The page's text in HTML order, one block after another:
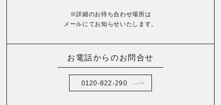
※詳細のお待ち合わせ場所は
メールにてお知らせいたします。
お電話からのお問合せ
0120-822-290